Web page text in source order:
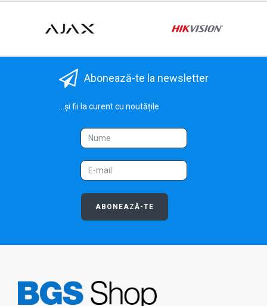
Abonează-te la newsletter
...și fii la curent cu noutățile
ABONEAZĂ-TE